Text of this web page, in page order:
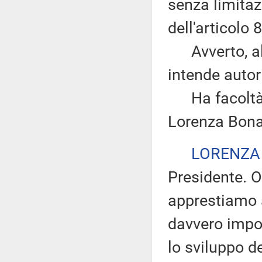
senza
dell'articolo
Avverto,
intende
Ha facoltà
Lorenza
Presidente.
apprestiamo
davvero
lo sviluppo